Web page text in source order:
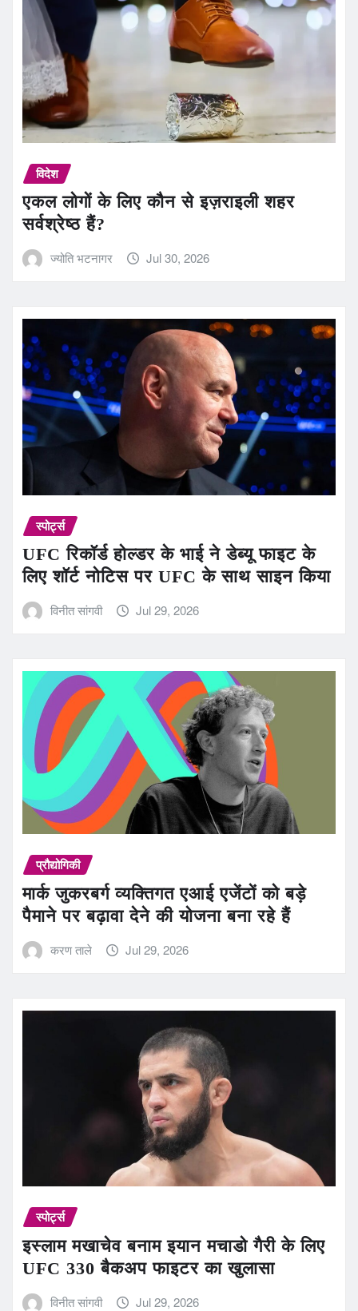
विदेश
एकल लोगों के लिए कौन से इज़राइली शहर
सर्वश्रेष्ठ हैं?
ज्योति भटनागर Jul 30, 2026
स्पोर्ट्स
UFC रिकॉर्ड होल्डर के भाई ने डेब्यू फाइट के
लिए शॉर्ट नोटिस पर UFC के साथ साइन किया
विनीत सांगवी Jul 29, 2026
प्रौद्योगिकी
मार्क जुकरबर्ग व्यक्तिगत एआई एजेंटों को बड़े
पैमाने पर बढ़ावा देने की योजना बना रहे हैं
करण ताले Jul 29, 2026
स्पोर्ट्स
इस्लाम मखाचेव बनाम इयान मचाडो गैरी के लिए
UFC 330 बैकअप फाइटर का खुलासा
विनीत सांगवी Jul 29, 2026